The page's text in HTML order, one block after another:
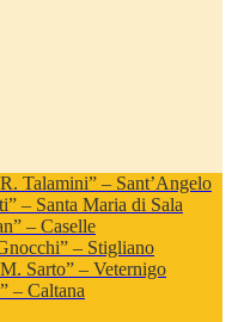
Talamini” – Sant’Angelo
– Santa Maria di Sala
– Caselle
– Stigliano
Sarto” – Veternigo
– Caltana